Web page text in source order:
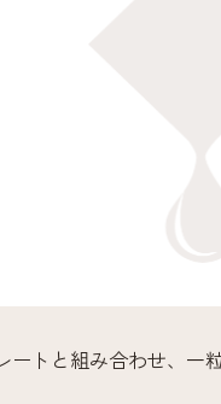
トと組み合わせ、一